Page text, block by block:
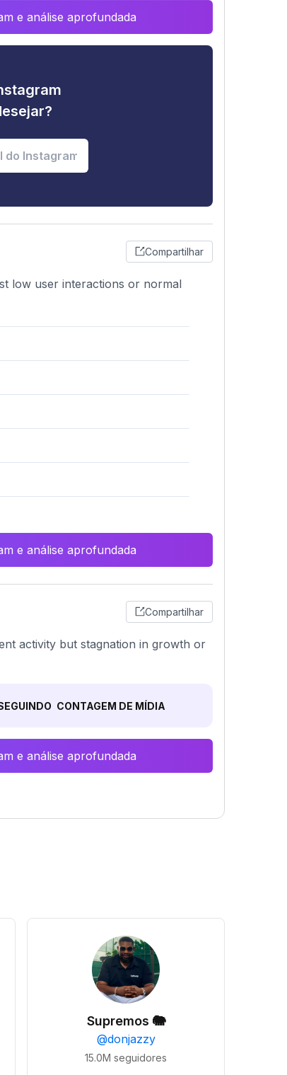
e análise aprofundada
Compartilhar
low user interactions or normal
e análise aprofundada
Compartilhar
activity but stagnation in growth or
CONTAGEM DE MÍDIA
e análise aprofundada
Supremos 🐘
@donjazzy
15.0M seguidores